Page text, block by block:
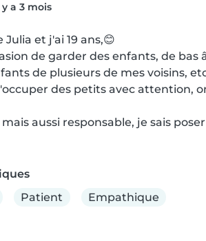
y a 3 mois
et j'ai 19 ans,😊
de garder des enfants, de
de plusieurs de mes voisins,
des petits avec attention,
aussi responsable, je sais
Patient Empathique